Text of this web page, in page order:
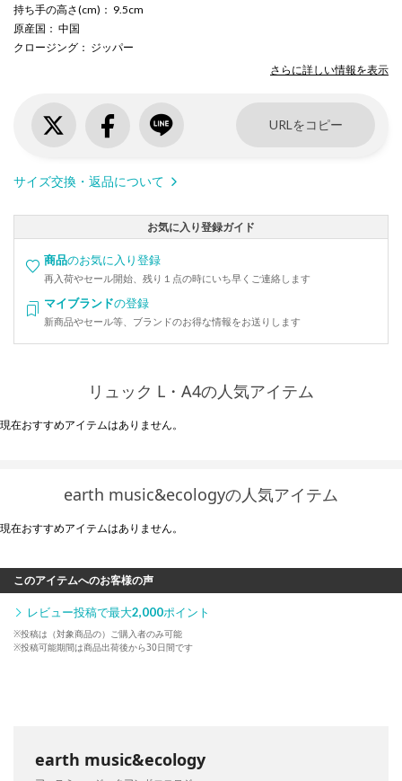
持ち手の高さ(cm) ： 9.5cm
原産国 ： 中国
クロージング ： ジッパー
さらに詳しい情報を表示
URLをコピー
サイズ交換・返品について
お気に入り登録ガイド
商品のお気に入り登録
再入荷やセール開始、残り１点の時にいち早くご連絡します
マイブランドの登録
新商品やセール等、ブランドのお得な情報をお送りします
リュック L・A4の人気アイテム
現在おすすめアイテムはありません。
earth music&ecologyの人気アイテム
現在おすすめアイテムはありません。
このアイテムへのお客様の声
レビュー投稿で最大2,000ポイント
※投稿は（対象商品の）ご購入者のみ可能
※投稿可能期間は商品出荷後から30日間です
earth music&ecology